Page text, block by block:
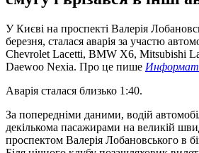
У Києві на проспекті Валерія
березня, сталася аварія за участю
Chevrolet Lacetti, BMW X6, Mitsubishi
Daewoo Nexia. Про це пише
Аварія сталася близько 1:40.
За попередніми даними, водій
декількома пасажирами на великій
проспектом Валерія Лобановського в